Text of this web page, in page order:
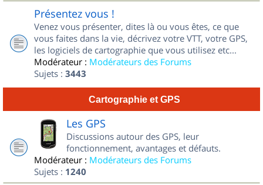
Présentez vous !
Venez vous présenter, dites là ou vous êtes, ce que
vous faites dans la vie, décrivez votre VTT, votre GPS,
les logiciels de cartographie que vous utilisez etc...
Modérateur : Modérateurs des Forums
Sujets : 3443
Cartographie et GPS
Les GPS
Discussions autour des GPS, leur
fonctionnement, avantages et défauts.
Modérateur : Modérateurs des Forums
Sujets : 1240